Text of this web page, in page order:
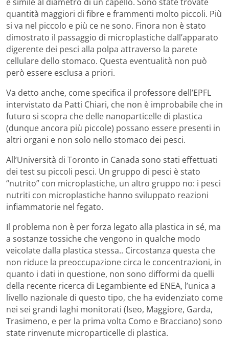
quantità maggiori di fibre e frammenti molto piccoli. Più
si va nel piccolo e più ce ne sono. Finora non è stato
dimostrato il passaggio di microplastiche dall’apparato
digerente dei pesci alla polpa attraverso la parete
cellulare dello stomaco. Questa eventualità non può
però essere esclusa a priori.
Va detto anche, come specifica il professore dell’EPFL
intervistato da Patti Chiari, che non è improbabile che in
futuro si scopra che delle nanoparticelle di plastica
(dunque ancora più piccole) possano essere presenti in
altri organi e non solo nello stomaco dei pesci.
All’Università di Toronto in Canada sono stati effettuati
dei test su piccoli pesci. Un gruppo di pesci è stato
“nutrito” con microplastiche, un altro gruppo no: i pesci
nutriti con microplastiche hanno sviluppato reazioni
infiammatorie nel fegato.
Il problema non è per forza legato alla plastica in sé, ma
a sostanze tossiche che vengono in qualche modo
veicolate dalla plastica stessa.. Circostanza questa che
non riduce la preoccupazione circa le concentrazioni, in
quanto i dati in questione, non sono difformi da quelli
della recente ricerca di Legambiente ed ENEA, l’unica a
livello nazionale di questo tipo, che ha evidenziato come
nei sei grandi laghi monitorati (Iseo, Maggiore, Garda,
Trasimeno, e per la prima volta Como e Bracciano) sono
state rinvenute microparticelle di plastica.